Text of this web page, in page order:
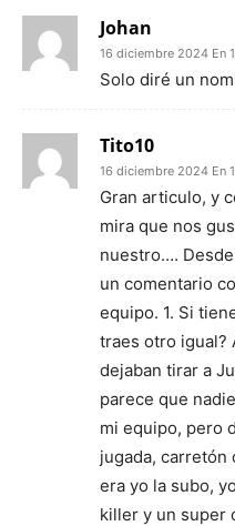
Johan
16 diciembre 2024 En
Solo diré un
Tito10
16 diciembre 2024 En
Gran articulo, y
mira que nos
nuestro….
un comentario
equipo. 1. Si
traes otro igual?
dejaban tirar a
parece que
mi equipo, pero
jugada, carretón
era yo la subo,
killer y un super